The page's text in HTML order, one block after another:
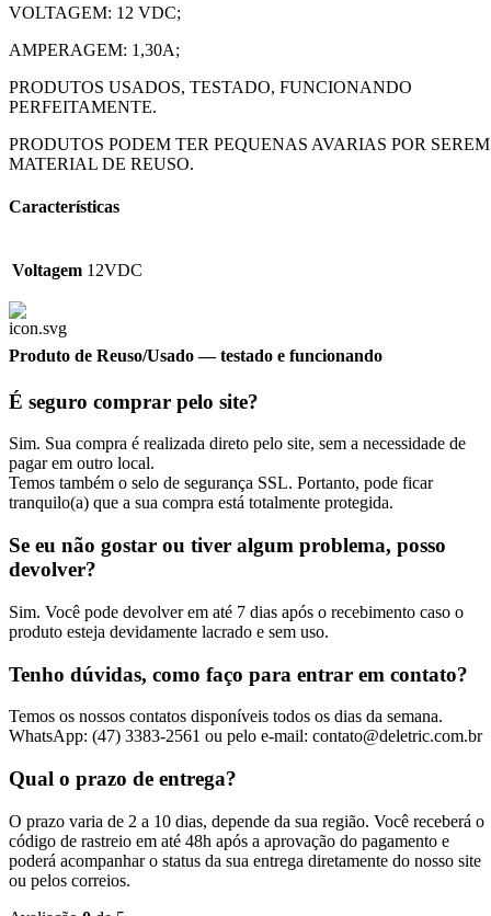
VOLTAGEM: 12 VDC;
AMPERAGEM: 1,30A;
PRODUTOS USADOS, TESTADO, FUNCIONANDO
PERFEITAMENTE.
PRODUTOS PODEM TER PEQUENAS AVARIAS POR SEREM
MATERIAL DE REUSO.
Características
Voltagem 12VDC
Produto de Reuso/Usado— testado e funcionando
É seguro comprar pelo site?
Sim. Sua compra é realizada direto pelo site, sem a necessidade de
pagar em outro local.
Temos também o selo de segurança SSL. Portanto, pode ficar
tranquilo(a) que a sua compra está totalmente protegida.
Se eu não gostar ou tiver algum problema, posso
devolver?
Sim. Você pode devolver em até 7 dias após o recebimento caso o
produto esteja devidamente lacrado e sem uso.
Tenho dúvidas, como faço para entrar em contato?
Temos os nossos contatos disponíveis todos os dias da semana.
WhatsApp: (47) 3383-2561 ou pelo e-mail: contato@deletric.com.br
Qual o prazo de entrega?
O prazo varia de 2 a 10 dias, depende da sua região. Você receberá o
código de rastreio em até 48h após a aprovação do pagamento e
poderá acompanhar o status da sua entrega diretamente do nosso site
ou pelos correios.